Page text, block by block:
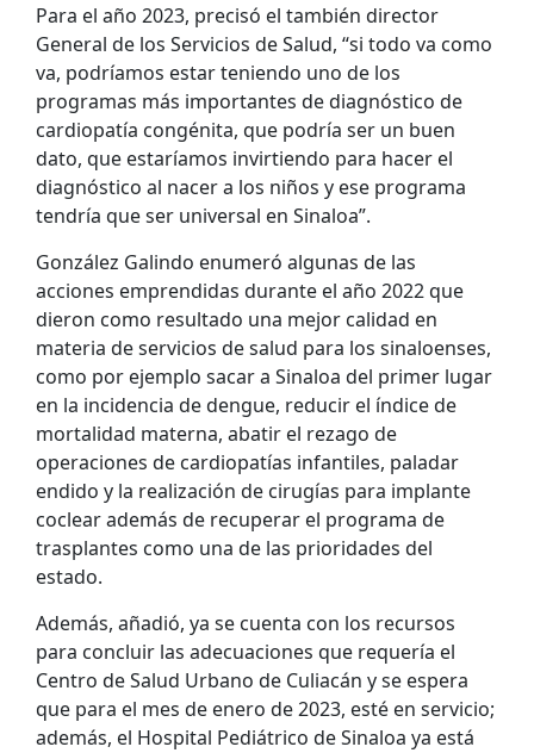
Para el año 2023, precisó el también director
General de los Servicios de Salud, “si todo va como
va, podríamos estar teniendo uno de los
programas más importantes de diagnóstico de
cardiopatía congénita, que podría ser un buen
dato, que estaríamos invirtiendo para hacer el
diagnóstico al nacer a los niños y ese programa
tendría que ser universal en Sinaloa”.
González Galindo enumeró algunas de las
acciones emprendidas durante el año 2022 que
dieron como resultado una mejor calidad en
materia de servicios de salud para los sinaloenses,
como por ejemplo sacar a Sinaloa del primer lugar
en la incidencia de dengue, reducir el índice de
mortalidad materna, abatir el rezago de
operaciones de cardiopatías infantiles, paladar
endido y la realización de cirugías para implante
coclear además de recuperar el programa de
trasplantes como una de las prioridades del
estado.
Además, añadió, ya se cuenta con los recursos
para concluir las adecuaciones que requería el
Centro de Salud Urbano de Culiacán y se espera
que para el mes de enero de 2023, esté en servicio;
además, el Hospital Pediátrico de Sinaloa ya está